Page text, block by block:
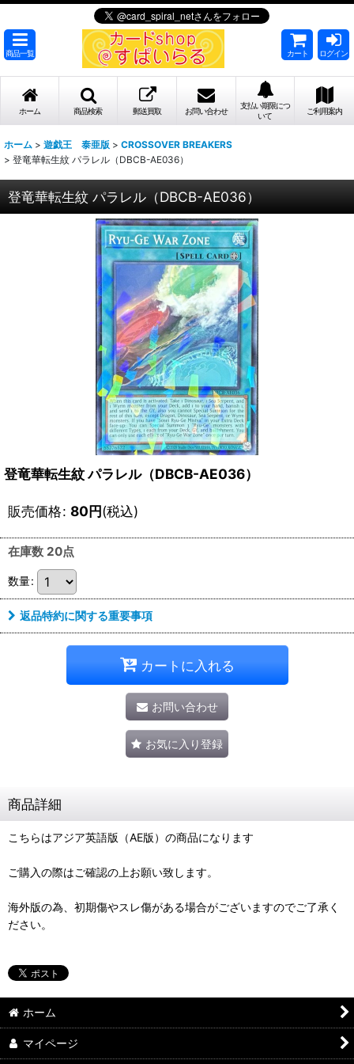
商品一覧 カート ログイン
ホーム 商品検索 郵送買取 お問い合わせ
支払い期限につ
いて
ご利用案内
ホーム > 遊戯王 泰亜版 > CROSSOVER BREAKERS
> 登竜華転生紋 パラレル（DBCB-AE036）
登竜華転生紋 パラレル（DBCB-AE036）
登竜華転生紋 パラレル（DBCB-AE036）
販売価格: 80円(税込)
在庫数 20点
数量:
返品特約に関する重要事項
カートに入れる
お問い合わせ
お気に入り登録
商品詳細
こちらはアジア英語版（AE版）の商品になります
ご購入の際はご確認の上お願い致します。
海外版の為、初期傷やスレ傷がある場合がございますのでご了承く
ださい。
ホーム
マイページ